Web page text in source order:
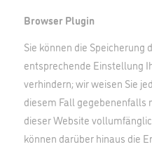
Browser Plugin
Sie können die Speicherung
entsprechende Einstellung
verhindern; wir weisen Sie
diesem Fall gegebenenfalls
dieser Website
können darüber hinaus die